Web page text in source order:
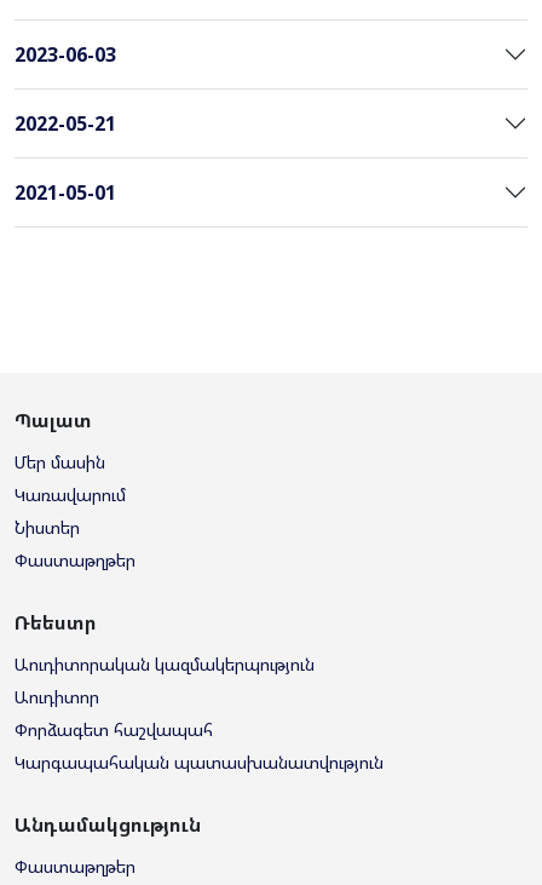
2023-06-03
2022-05-21
2021-05-01
Պալատ
Մեր մասին
Կառավարում
Նիստեր
Փաստաթղթեր
Ռեեստր
Աուդիտորական կազմակերպություն
Աուդիտոր
Փորձագետ հաշվապահ
Կարգապահական պատասխանատվություն
Անդամակցություն
Փաստաթղթեր